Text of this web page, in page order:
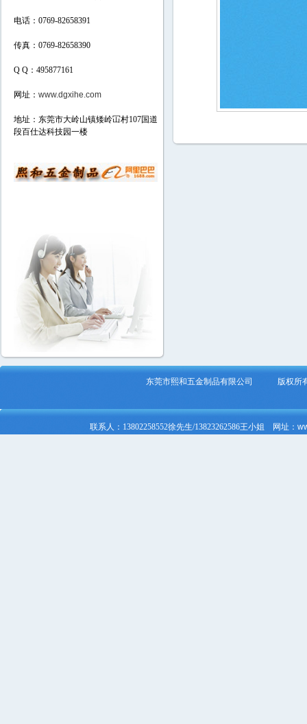
电话：0769-82658391
传真：0769-82658390
Q Q：495877161
网址： www.dgxihe.com
地址：东莞市大岭山镇矮岭冚村107国道
段百仕达科技园一楼
东莞市熙和五金制品有限公司 版
联系人： 13802258552徐先生/13823262586王小姐 网址：